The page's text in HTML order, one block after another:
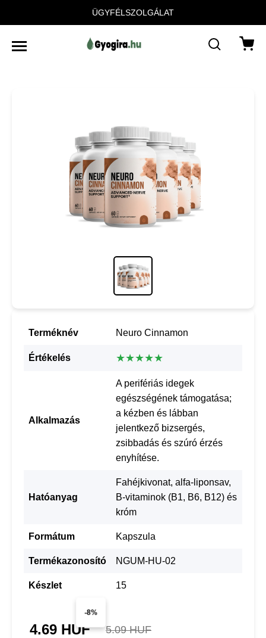
ÜGYFÉLSZOLGÁLAT
Terméknév Neuro Cinnamon
Értékelés ★★★★★
Alkalmazás
A perifériás idegek
egészségének támogatása;
a kézben és lábban
jelentkező bizsergés,
zsibbadás és szúró érzés
enyhítése.
Hatóanyag
Fahéjkivonat, alfa-liponsav,
B-vitaminok (B1, B6, B12) és
króm
Formátum Kapszula
Termékazonosító NGUM-HU-02
Készlet 15
-8%
4.69 HUF 5.09 HUF